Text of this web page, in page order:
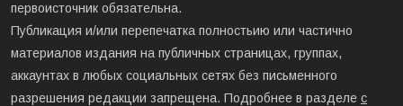
первоисточник обязательна.
Публикация и/или перепечатка полностьию или частично
материалов издания на публичных страницах, группах,
аккаунтах в любых социальных сетях без письменного
разрешения редакции запрещена. Подробнее в разделе с